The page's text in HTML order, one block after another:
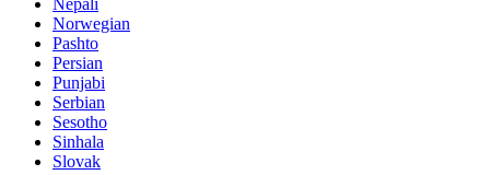
Nepali
Norwegian
Pashto
Persian
Punjabi
Serbian
Sesotho
Sinhala
Slovak